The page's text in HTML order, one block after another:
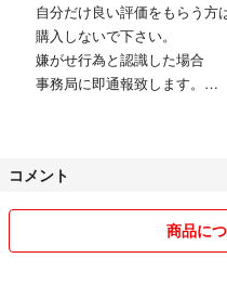
自分だけ良い評価をもらう方
購入しないで下さい。
嫌がせ行為と認識した場合
事務局に即通報致します。
●お値引き交渉は、常識の範囲
あまりにもしつこい値引き交
●個々にご購入頂きましても発
同一発送させて頂きます。
コメント
商品に